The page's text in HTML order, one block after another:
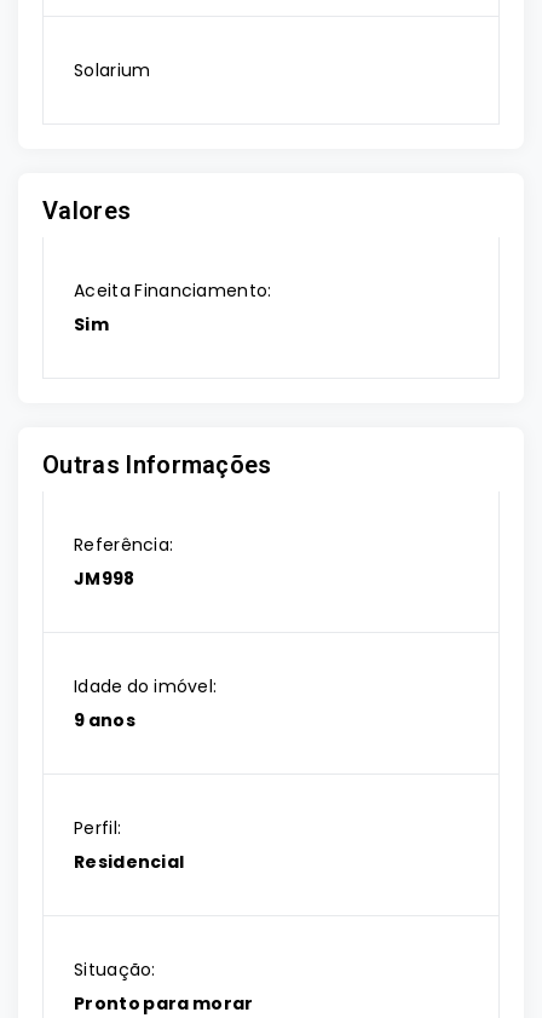
Solarium
Valores
Aceita Financiamento:
Sim
Outras Informações
Referência:
JM998
Idade do imóvel:
9 anos
Perfil:
Residencial
Situação:
Pronto para morar